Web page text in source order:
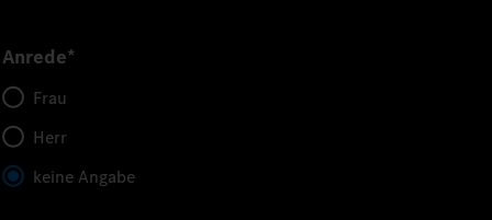
Anrede*
Frau
Herr
keine Angabe